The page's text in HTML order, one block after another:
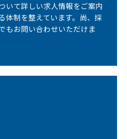
いて詳しい求人情報をご案内
体制を整えています。尚、採
もお問い合わせいただけま